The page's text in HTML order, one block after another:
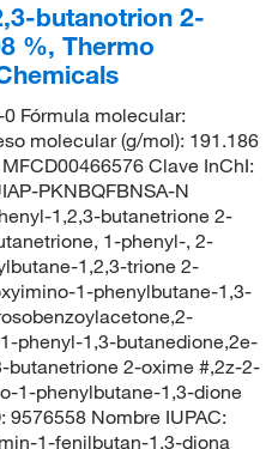
butanotrion 2-
%, Thermo
Fórmula molecular:
molecular (g/mol): 191.186
Clave InChI:
PKNBQFBNSA-N
1,2,3-butanetrione 2-
1-phenyl-, 2-
1,2,3-trione 2-
1-phenylbutane-1,3-
phenyl-1,3-butanedione,2e-
butanetrione 2-oxime #,2z-2-
1-phenylbutane-1,3-dione
9576558 Nombre IUPAC:
1-fenilbutan-1,3-diona